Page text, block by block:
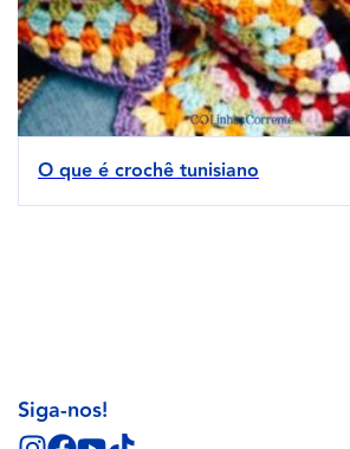
O que é crochê tunisiano
Siga-nos!